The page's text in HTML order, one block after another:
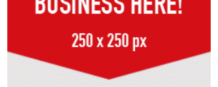
উদ্যোক্তাকে সম্মাননা দিলেন সিটি প্রশাসক
রংপুরে চলন্ত ট্রেনে উঠতে গিয়ে কাটা পড়ে